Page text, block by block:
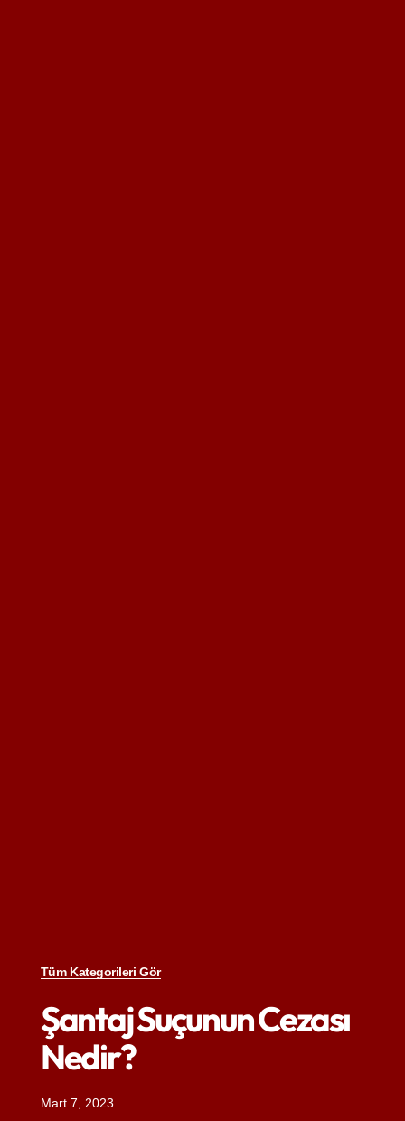
Tüm Kategorileri Gör
Şantaj Suçunun Cezası
Nedir?
Mart 7, 2023